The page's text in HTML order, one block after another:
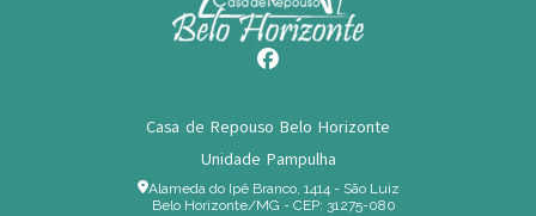
Casa de Repouso Belo Horizonte
Unidade Pampulha
Alameda do Ipê Branco, 1414 - São Luiz
Belo Horizonte/MG - CEP: 31275-080